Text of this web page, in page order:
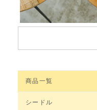
商品一覧
シードル